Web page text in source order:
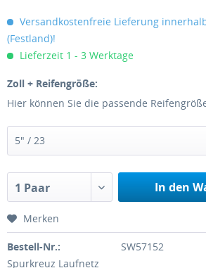
Versandkostenfreie Lieferung
(Festland)!
Lieferzeit 1 - 3 Werktage
Zoll + Reifengröße:
Hier können Sie die passende
5" / 23
1 Paar In den
Merken
Bestell-Nr.:
SW57152
Spurkreuz Laufnetz